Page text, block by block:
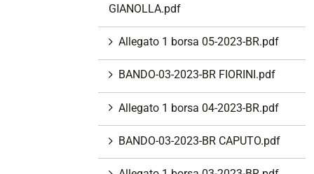
GIANOLLA.pdf
Allegato 1 borsa 05-2023-BR.pdf
BANDO-03-2023-BR FIORINI.pdf
Allegato 1 borsa 04-2023-BR.pdf
BANDO-03-2023-BR CAPUTO.pdf